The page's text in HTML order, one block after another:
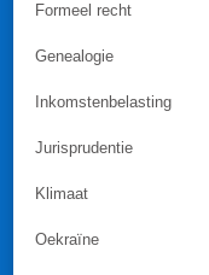
Formeel recht
Genealogie
Inkomstenbelasting
Jurisprudentie
Klimaat
Oekraïne